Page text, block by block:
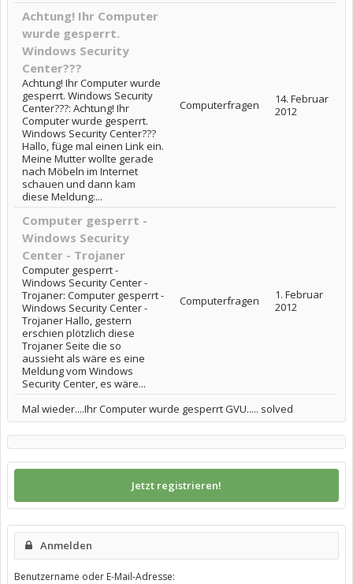
Achtung! Ihr Computer
wurde gesperrt.
Windows Security
Center???
Achtung! Ihr Computer wurde
gesperrt. Windows Security
Center???: Achtung! Ihr
Computer wurde gesperrt.
Windows Security Center???
Hallo, füge mal einen Link ein.
Meine Mutter wollte gerade
nach Möbeln im Internet
schauen und dann kam
diese Meldung:...
Computerfragen
14. Februar
2012
Computer gesperrt -
Windows Security
Center - Trojaner
Computer gesperrt -
Windows Security Center -
Trojaner: Computer gesperrt -
Windows Security Center -
Trojaner Hallo, gestern
erschien plötzlich diese
Trojaner Seite die so
aussieht als wäre es eine
Meldung vom Windows
Security Center, es wäre...
Computerfragen
1. Februar
2012
Mal wieder....Ihr Computer wurde gesperrt GVU..... solved
Jetzt registrieren!
Anmelden
Benutzername oder E-Mail-Adresse: